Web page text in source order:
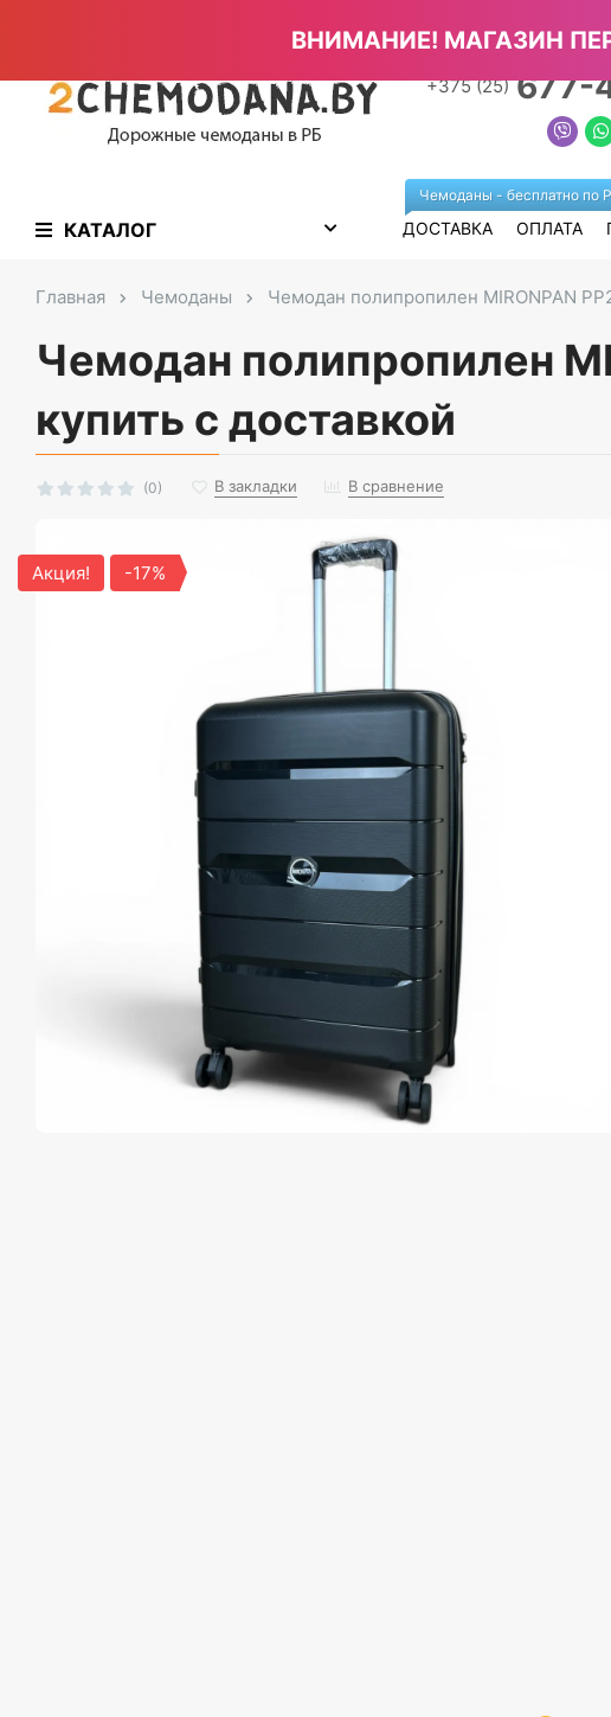
+375 (25) 677-
КАТАЛОГ ДОСТАВКА
Чемоданы - бесплатно по
ОПЛАТА
Главная Чемоданы Чемодан полипропилен MIRONPAN
Чемодан полипропилен
купить с доставкой
(0) В закладки В сравнение
Акция! -17%
ВНИМАНИЕ! МАГАЗИН